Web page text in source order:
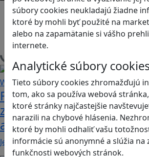
súbory cookies neukladajú žiadne
ktoré by mohli byť použité na
alebo na zapamätanie si vášho
internete.
Analytické súbory
Tieto súbory cookies zhromažďujú
tom, ako sa používa webová
ktoré stránky najčastejšie
narazili na chybové hlásenia.
ktoré by mohli odhaliť vašu
informácie sú anonymné a slúžia na
funkčnosti webových stránok.
Android
Herná konzola
Stolové, kartové
Načítam blogy
Fotografujte zvieratká,
zachránili ostrov v Alba: A
adventure
Jednoduchá hra, vhodná pre